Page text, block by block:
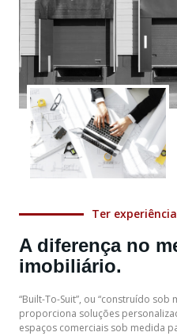
Ter experiência
A diferença no
imobiliário.
“Built-To-Suit”, ou “construído sob
proporciona soluções
espaços comerciais sob medida